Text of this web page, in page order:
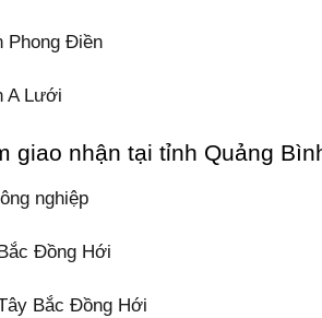
Phong Điền
A Lưới
giao nhận tại tỉnh Quảng
nghiệp
Đồng Hới
Bắc Đồng Hới